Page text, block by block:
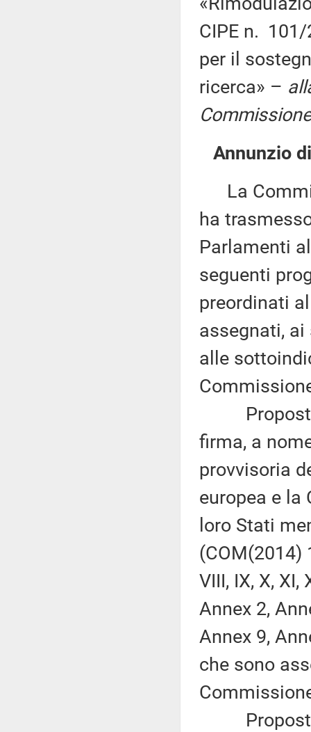
CIPE n.
per il
ricerca» –
Annunzio
La
ha
Parlamenti
seguenti
preordinati
assegnati,
alle
Proposta
firma, a
provvisoria
europea e la
loro Stati
(COM(2014)
VIII, IX, X,
Annex 2,
Annex 9,
che sono
Proposta